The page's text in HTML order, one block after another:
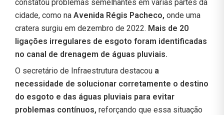
constatou problemas semelhantes em várias partes da
cidade, como na Avenida Régis Pacheco, onde uma
cratera surgiu em dezembro de 2022. Mais de 20
ligações irregulares de esgoto foram identificadas
no canal de drenagem de águas pluviais.
O secretário de Infraestrutura destacou a
necessidade de solucionar corretamente o destino
do esgoto e das águas pluviais para evitar
problemas contínuos, reforçando que essa situação